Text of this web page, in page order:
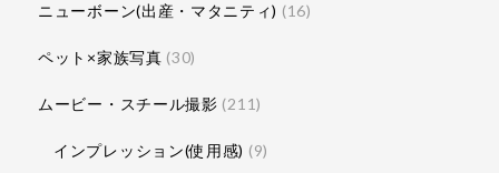
ニューボーン(出産・マタニティ) (16)
ペット×家族写真 (30)
ムービー・スチール撮影 (211)
インプレッション(使用感) (9)